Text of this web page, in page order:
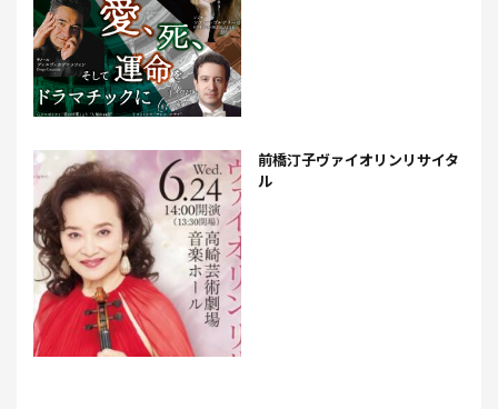
前橋汀子ヴァイオリンリサイタ
ル